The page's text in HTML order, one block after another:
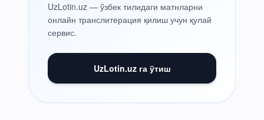
UzLotin.uz — ўзбек тилидаги матнларни
онлайн транслитерация қилиш учун қулай
сервис.
UzLotin.uz га ўтиш